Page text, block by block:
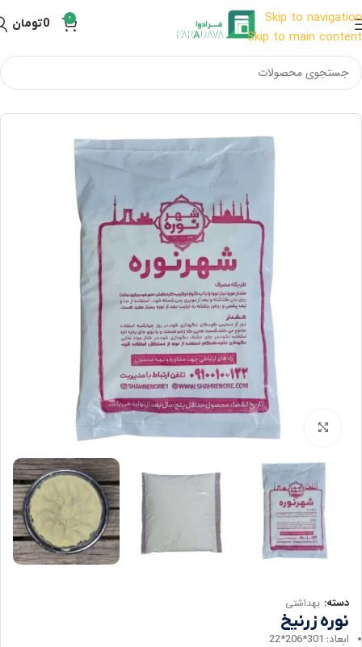
Skip to navigation
Skip to main content
0
0تومان
برای بزرگنمایی کلیک کنید
دسته: بهداشتی
نوره زرنیخ
ابعاد: 301*206*22